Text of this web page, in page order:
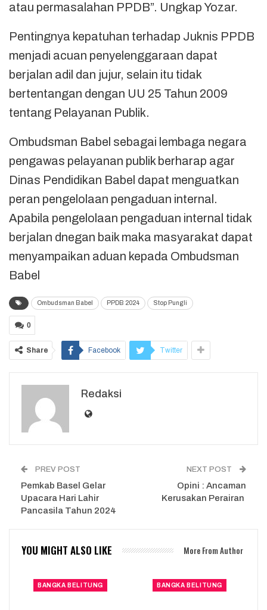
atau permasalahan PPDB”. Ungkap Yozar.
Pentingnya kepatuhan terhadap Juknis PPDB
menjadi acuan penyelenggaraan dapat
berjalan adil dan jujur, selain itu tidak
bertentangan dengan UU 25 Tahun 2009
tentang Pelayanan Publik.
Ombudsman Babel sebagai lembaga negara
pengawas pelayanan publik berharap agar
Dinas Pendidikan Babel dapat menguatkan
peran pengelolaan pengaduan internal.
Apabila pengelolaan pengaduan internal tidak
berjalan dnegan baik maka masyarakat dapat
menyampaikan aduan kepada Ombudsman
Babel
Ombudsman Babel PPDB 2024 Stop Pungli
0
Share Facebook Twitter
Redaksi
PREV POST
Pemkab Basel Gelar
Upacara Hari Lahir
Pancasila Tahun 2024
NEXT POST
Opini : Ancaman
Kerusakan Perairan
YOU MIGHT ALSO LIKE More From Author
BANGKA BELITUNG BANGKA BELITUNG